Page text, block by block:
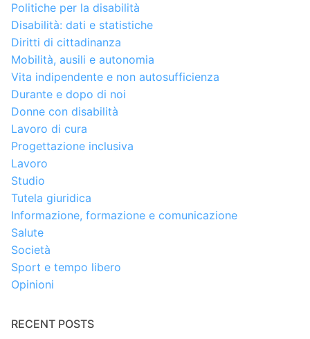
Politiche per la disabilità
Disabilità: dati e statistiche
Diritti di cittadinanza
Mobilità, ausili e autonomia
Vita indipendente e non autosufficienza
Durante e dopo di noi
Donne con disabilità
Lavoro di cura
Progettazione inclusiva
Lavoro
Studio
Tutela giuridica
Informazione, formazione e comunicazione
Salute
Società
Sport e tempo libero
Opinioni
RECENT POSTS